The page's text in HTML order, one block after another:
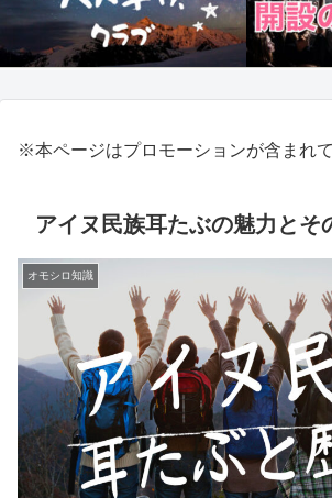
※本ページはプロモーションが含まれ
アイヌ民族耳たぶの魅力とそ
オモシロ知識